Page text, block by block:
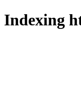
Indexing